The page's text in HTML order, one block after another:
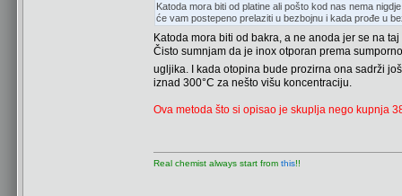
Katoda mora biti od platine ali pošto kod nas nema
će vam postepeno prelaziti u bezbojnu i kada prođe u
Katoda mora biti od bakra, a ne anoda jer se na
Čisto sumnjam da je inox otporan prema
ugljika. I kada otopina bude prozirna ona sadrži
iznad 300°C za nešto višu koncentraciju.
Ova metoda što si opisao je skuplja nego kupnja
Real chemist always start from this!!